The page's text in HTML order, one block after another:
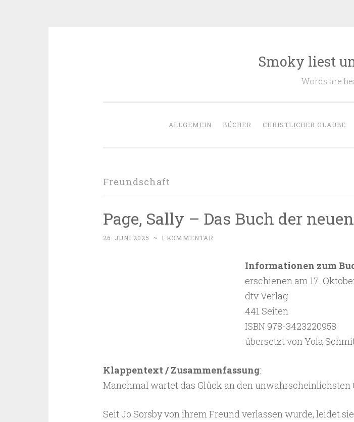
Smoky liest
Words are
ALLGEMEIN BÜCHER CHRISTLICHER GLAUBE
Freundschaft
Page, Sally – Das Buch der
26. JUNI 2025 ~ 1 KOMMENTAR
Informationen zum
erschienen am 17.
dtv Verlag
441 Seiten
ISBN 978-3423220958
übersetzt von Yola
Klappentext / Zusammenfassung:
Manchmal wartet das Glück an den unwahrscheinlichsten
Seit Jo Sorsby von ihrem Freund verlassen wurde, leidet